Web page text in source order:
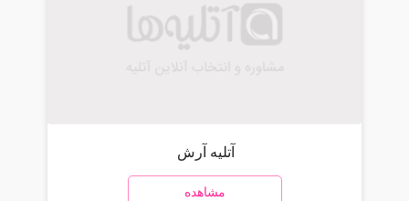
آتلیه آرش
مشاهده